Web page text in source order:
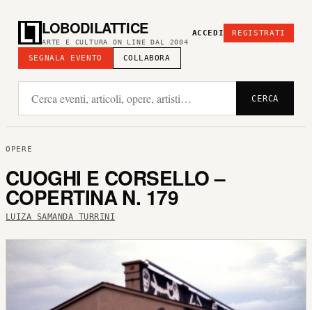
LOBODILATTICE
ARTE E CULTURA ON LINE DAL 2004
SEGNALA EVENTO COLLABORA
ACCEDI REGISTRATI
CERCA
OPERE
CUOGHI E CORSELLO –
COPERTINA N. 179
LUIZA SAMANDA TURRINI